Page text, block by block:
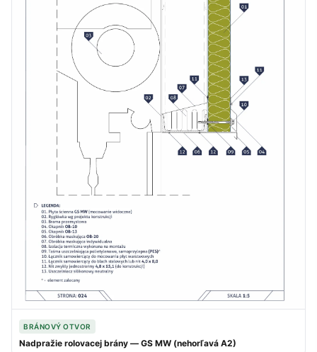
BRÁNOVÝ OTVOR
Nadpražie rolovacej brány — GS MW (nehorľavá A2)